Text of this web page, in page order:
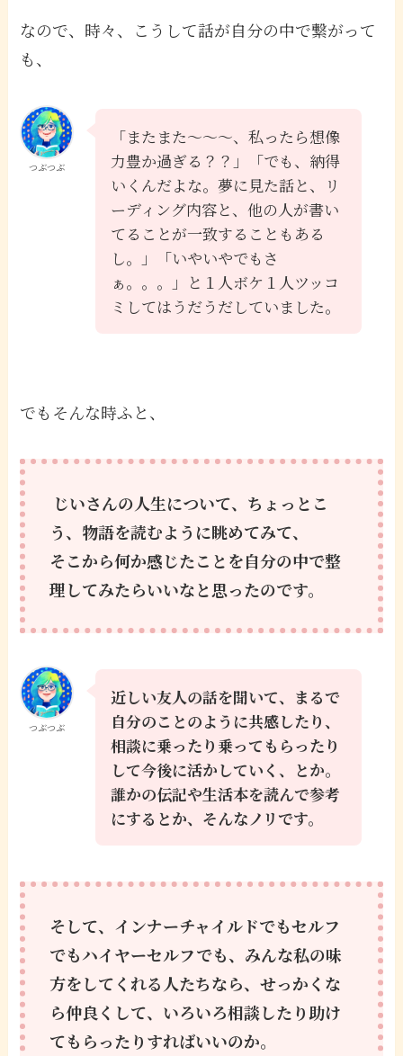
なので、時々、こうして話が自分の中で繋がって
も、
つぶつぶ
「またまた〜〜〜、私ったら想像
力豊か過ぎる？？」「でも、納得
いくんだよな。夢に見た話と、リ
ーディング内容と、他の人が書い
てることが一致することもある
し。」「いやいやでもさ
ぁ。。。」と１人ボケ１人ツッコ
ミしてはうだうだしていました。
でもそんな時ふと、
じいさんの人生について、ちょっとこ
う、物語を読むように眺めてみて、
そこから何か感じたことを自分の中で整
理してみたらいいなと思ったのです。
つぶつぶ
近しい友人の話を聞いて、まるで
自分のことのように共感したり、
相談に乗ったり乗ってもらったり
して今後に活かしていく、とか。
誰かの伝記や生活本を読んで参考
にするとか、そんなノリです。
そして、インナーチャイルドでもセルフ
でもハイヤーセルフでも、みんな私の味
方をしてくれる人たちなら、せっかくな
ら仲良くして、いろいろ相談したり助け
てもらったりすればいいのか。